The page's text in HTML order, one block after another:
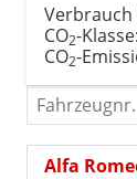
CO2-Klasse:
CO2-
Fahrzeugnr.
Alfa